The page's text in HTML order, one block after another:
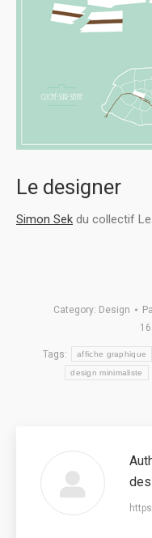
Le designer
Simon Sek du collectif
Category: Design
Tags: affiche graphique
design minimaliste